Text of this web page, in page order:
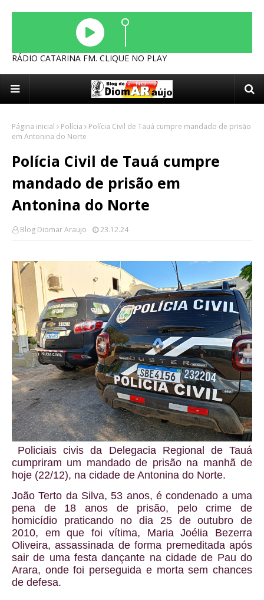
RÁDIO CATARINA FM. CLIQUE NO PLAY
Página inicial Polícia
Polícia Civil de Tauá cumpre mandado de prisão
em Antonina do Norte
Polícia Civil de Tauá cumpre
mandado de prisão em
Antonina do Norte
Blog Diomar Araujo 23.12.24
Policiais civis da Delegacia Regional de Tauá
cumpriram um mandado de prisão na manhã de
hoje (22/12), na cidade de Antonina do Norte.
João Terto da Silva, 53 anos, é condenado a uma
pena de 18 anos de prisão, pelo crime de
homicídio praticando no dia 25 de outubro de
2010, em que foi vítima, Maria Joélia Bezerra
Oliveira, assassinada de forma premeditada após
sair de uma festa dançante na cidade de Pau do
Arara, onde foi perseguida e morta sem chances
de defesa.